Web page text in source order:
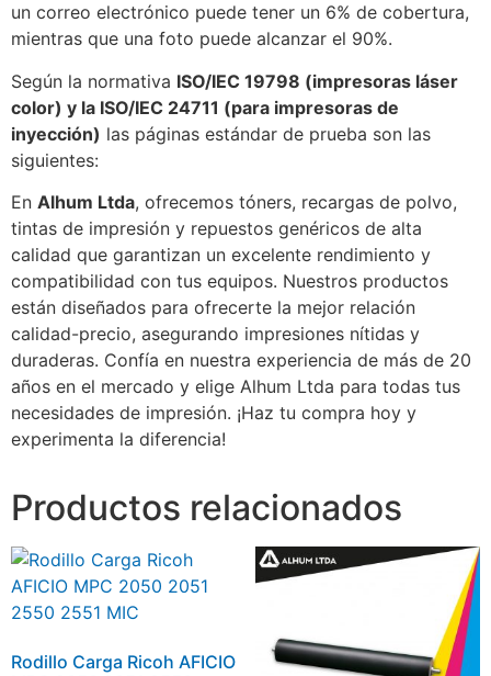
un correo electrónico puede tener un 6% de cobertura,
mientras que una foto puede alcanzar el 90%.
Según la normativa ISO/IEC 19798 (impresoras láser
color) y la ISO/IEC 24711 (para impresoras de
inyección) las páginas estándar de prueba son las
siguientes:
En Alhum Ltda, ofrecemos tóners, recargas de polvo,
tintas de impresión y repuestos genéricos de alta
calidad que garantizan un excelente rendimiento y
compatibilidad con tus equipos. Nuestros productos
están diseñados para ofrecerte la mejor relación
calidad-precio, asegurando impresiones nítidas y
duraderas. Confía en nuestra experiencia de más de 20
años en el mercado y elige Alhum Ltda para todas tus
necesidades de impresión. ¡Haz tu compra hoy y
experimenta la diferencia!
Productos relacionados
Rodillo Carga Ricoh AFICIO